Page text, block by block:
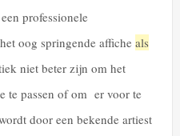
professionele
oog springende affiche als
niet beter zijn om het
te passen of om er voor te
door een bekende artiest